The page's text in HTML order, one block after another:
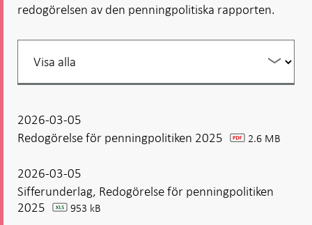
redogörelsen av den penningpolitiska rapporten.
Filtrera
2026-03-05
Redogörelse för penningpolitiken 2025 pdf 2.6 MB
2026-03-05
Sifferunderlag, Redogörelse för penningpolitiken
2025 xlsx 953 kB